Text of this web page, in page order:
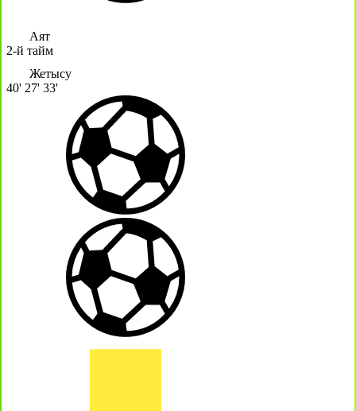
Аят
2-й тайм
Жетысу
40' 27' 33'